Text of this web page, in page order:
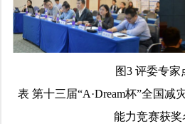
图3 评委专家
表 第十三届“A·Dream杯”全国减
能力竞赛获奖